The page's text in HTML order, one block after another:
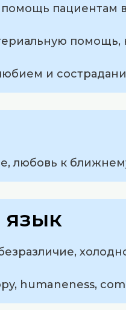
помощь
помощь,
и
любовь к
язык
humaneness,